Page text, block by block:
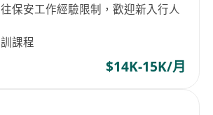
保安工作經驗限制，歡迎新入行人
課程
$14K-15K/月